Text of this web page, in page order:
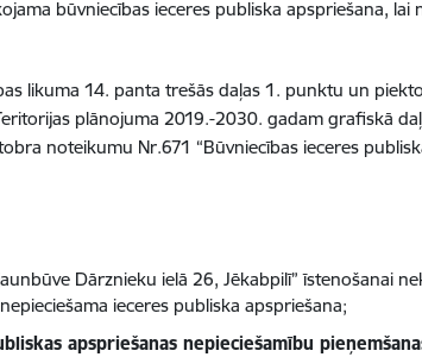
būvniecības ieceres publiska apspriešana,
likuma 14. panta trešās daļas 1. punktu un
plānojuma 2019.-2030. gadam grafiskā
noteikumu Nr.671 “Būvniecības ieceres
Dārznieku ielā 26, Jēkabpilī” īstenošanai
ieceres publiska apspriešana;
apspriešanas nepieciešamību